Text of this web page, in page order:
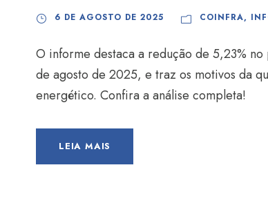
6 DE AGOSTO DE 2025 COINFRA,
O informe destaca a redução de 5,23%
de agosto de 2025, e traz os motivos da
energético. Confira a análise completa!
LEIA MAIS